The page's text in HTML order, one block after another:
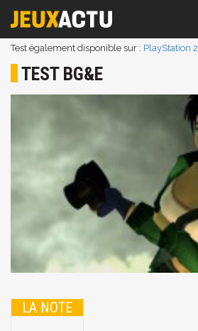
Test également disponible sur : PlayStation 2
TEST BG&E
LA NOTE